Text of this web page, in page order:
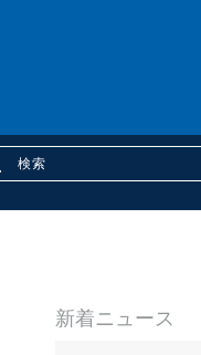
購読
新着ニュース